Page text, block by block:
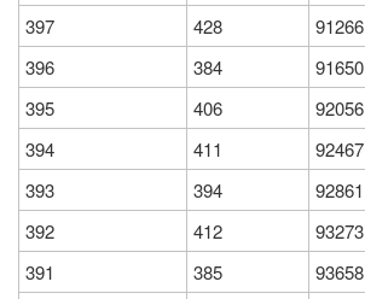
397
428
91266
396
384
91650
395
406
92056
394
411
92467
393
394
92861
392
412
93273
391
385
93658